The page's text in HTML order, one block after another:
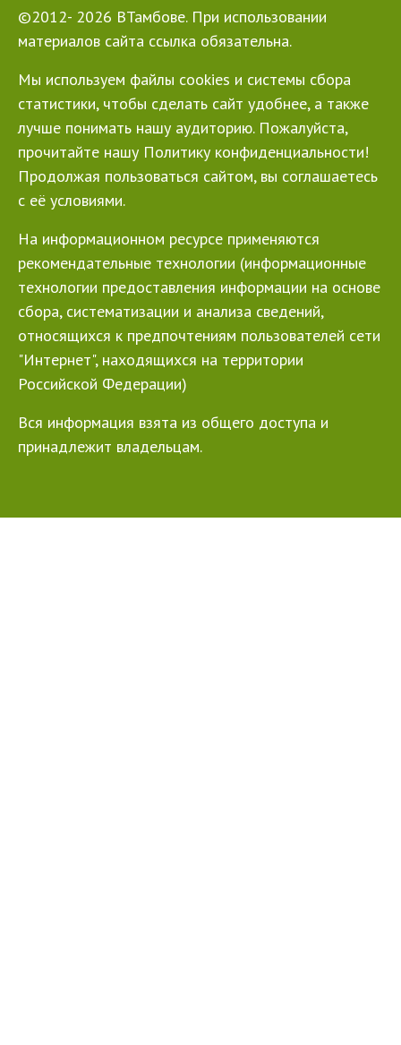
©2012- 2026 ВТамбове. При использовании
материалов сайта ссылка обязательна.
Мы используем файлы cookies и системы сбора
статистики, чтобы сделать сайт удобнее, а также
лучше понимать нашу аудиторию. Пожалуйста,
прочитайте нашу Политику конфиденциальности!
Продолжая пользоваться сайтом, вы соглашаетесь
с её условиями.
На информационном ресурсе применяются
рекомендательные технологии (информационные
технологии предоставления информации на основе
сбора, систематизации и анализа сведений,
относящихся к предпочтениям пользователей сети
"Интернет", находящихся на территории
Российской Федерации)
Вся информация взята из общего доступа и
принадлежит владельцам.